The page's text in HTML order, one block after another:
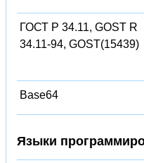
ГОСТ Р 34.11, GOST R
34.11-94, GOST(15439)
Base64
Языки